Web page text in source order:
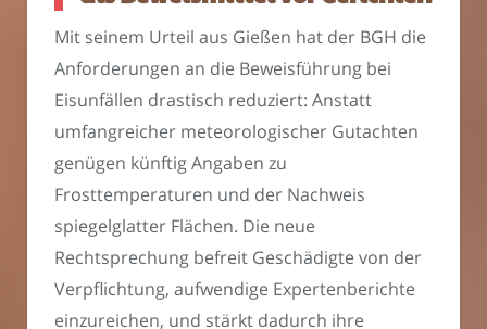
Mit seinem Urteil aus Gießen hat der BGH die
Anforderungen an die Beweisführung bei
Eisunfällen drastisch reduziert: Anstatt
umfangreicher meteorologischer Gutachten
genügen künftig Angaben zu
Frosttemperaturen und der Nachweis
spiegelglatter Flächen. Die neue
Rechtsprechung befreit Geschädigte von der
Verpflichtung, aufwendige Expertenberichte
einzureichen, und stärkt dadurch ihre